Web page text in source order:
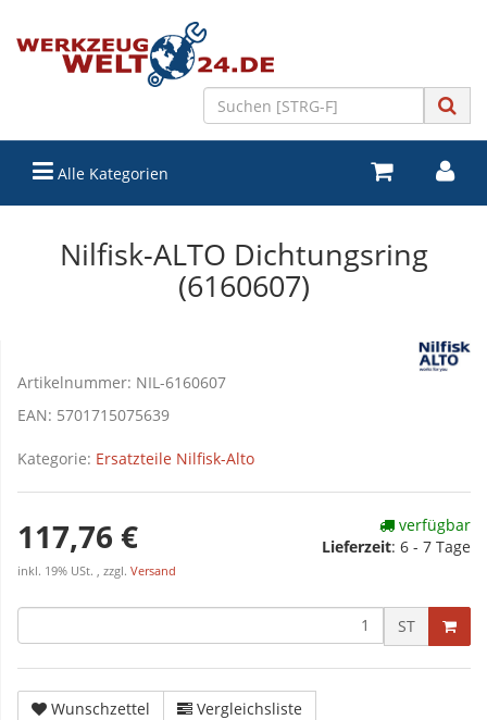
Alle Kategorien
Nilfisk-ALTO Dichtungsring
(6160607)
Artikelnummer: NIL-6160607
EAN: 5701715075639
Kategorie: Ersatzteile Nilfisk-Alto
117,76 €
inkl. 19% USt. , zzgl. Versand
verfügbar
Lieferzeit: 6 - 7 Tage
ST
Wunschzettel
Vergleichsliste